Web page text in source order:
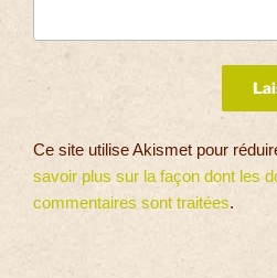
Ce site utilise Akismet pour
savoir plus sur la façon dont les
commentaires sont traitées.